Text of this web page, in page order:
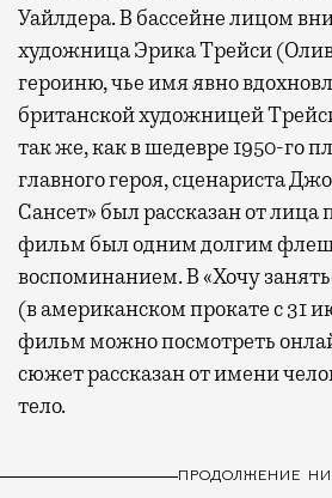
Уайлдера. В бассейне лицом
художница Эрика Трейси
героиню, чье имя явно
британской художницей
так же, как в шедевре 1950-го
главного героя, сценариста
Сансет» был рассказан от лица
фильм был одним долгим
воспоминанием. В «Хочу
(в американском прокате с 31
фильм можно посмотреть
сюжет рассказан от имени
тело.
ПРОДОЛЖЕНИЕ